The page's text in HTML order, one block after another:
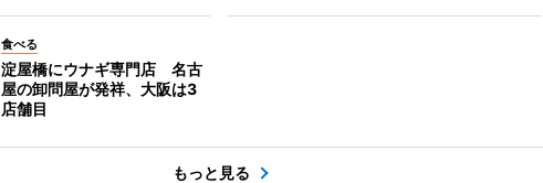
食べる
淀屋橋にウナギ専門店 名古
屋の卸問屋が発祥、大阪は3
店舗目
もっと見る